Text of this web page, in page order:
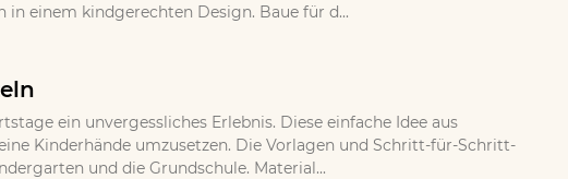
einem kindgerechten Design. Baue für d...
ein unvergessliches Erlebnis. Diese einfache Idee aus
Kinderhände umzusetzen. Die Vorlagen und Schritt-für-Schritt-
und die Grundschule. Material...